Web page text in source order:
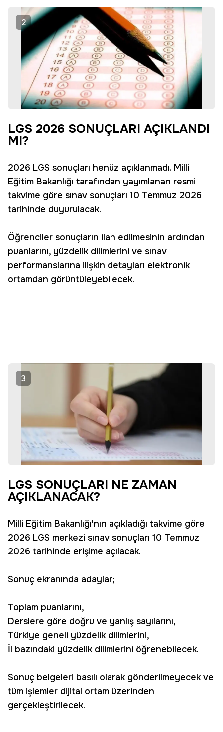
2
LGS 2026 SONUÇLARI AÇIKLANDI
MI?
2026 LGS sonuçları henüz açıklanmadı. Milli
Eğitim Bakanlığı tarafından yayımlanan resmi
takvime göre sınav sonuçları 10 Temmuz 2026
tarihinde duyurulacak.
Öğrenciler sonuçların ilan edilmesinin ardından
puanlarını, yüzdelik dilimlerini ve sınav
performanslarına ilişkin detayları elektronik
ortamdan görüntüleyebilecek.
3
LGS SONUÇLARI NE ZAMAN
AÇIKLANACAK?
Milli Eğitim Bakanlığı'nın açıkladığı takvime göre
2026 LGS merkezi sınav sonuçları 10 Temmuz
2026 tarihinde erişime açılacak.
Sonuç ekranında adaylar;
Toplam puanlarını,
Derslere göre doğru ve yanlış sayılarını,
Türkiye geneli yüzdelik dilimlerini,
İl bazındaki yüzdelik dilimlerini öğrenebilecek.
Sonuç belgeleri basılı olarak gönderilmeyecek ve
tüm işlemler dijital ortam üzerinden
gerçekleştirilecek.